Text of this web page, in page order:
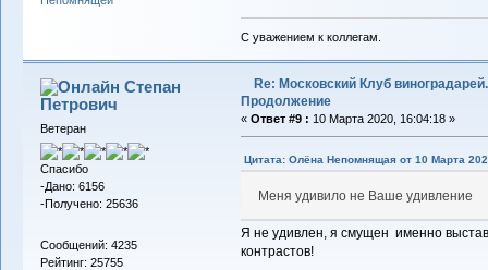
С уважением к коллегам.
Степан
Петрович
Ветеран
Спасибо
-Дано: 6156
-Получено: 25636
Сообщений: 4235
Рейтинг: 25755
Re: Московский Клуб виноградарей.
Продолжение
« Ответ #9 : 10 Марта 2020, 16:04:18 »
Цитата: Олёна Непомнящая от 10 Марта
Меня удивило не Ваше удивление
Я не удивлен, я смущен именно
контрастов!